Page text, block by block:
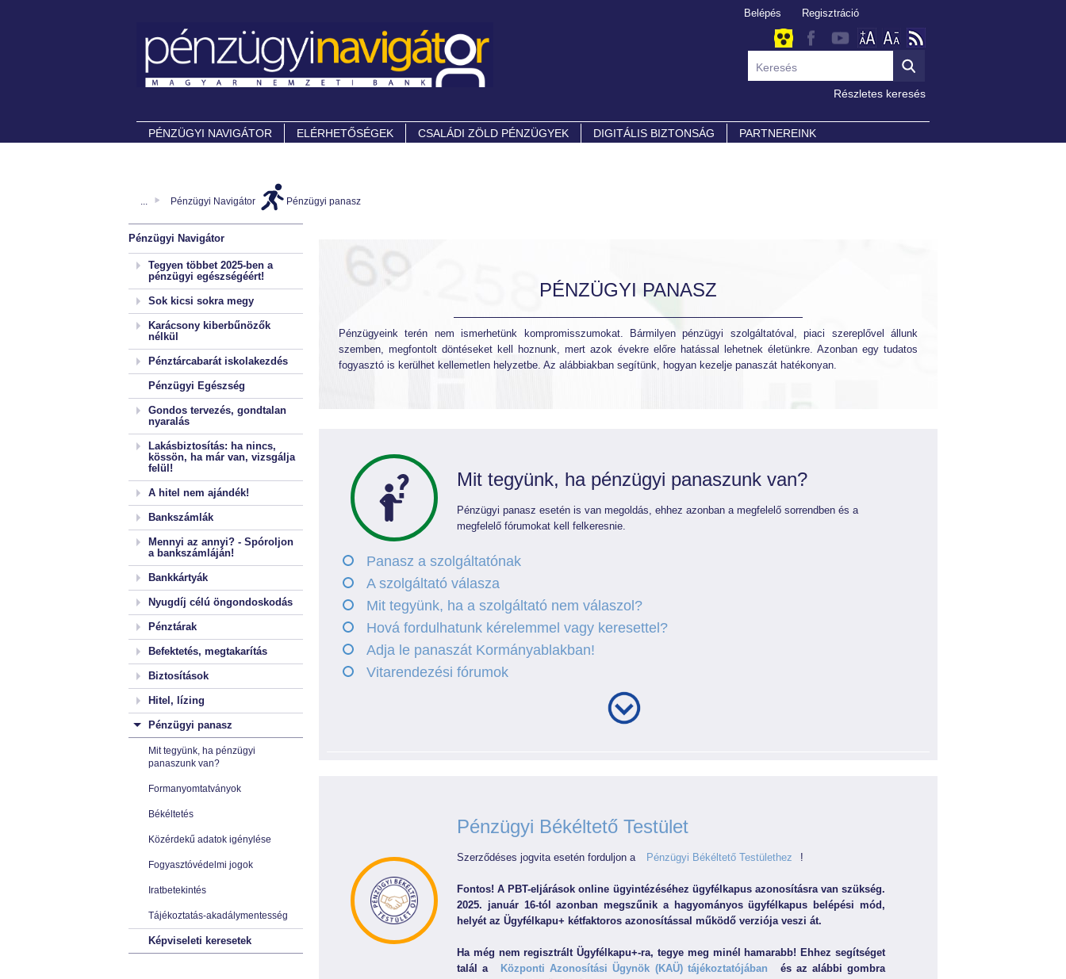
PÉNZÜGYI NAVIGÁTOR ELÉRHETŐSÉGEK CSALÁDI ZÖLD PÉNZÜGYEK DIGITÁLIS BIZTONSÁG PARTNEREINK
Részletes keresés
Belépés Regisztráció
... Pénzügyi Navigátor Pénzügyi panasz
Pénzügyi Navigátor
Tegyen többet 2025-ben a
pénzügyi egészségéért!
Sok kicsi sokra megy
Karácsony kiberbűnözők
nélkül
Pénztárcabarát iskolakezdés
Pénzügyi Egészség
Gondos tervezés, gondtalan
nyaralás
Lakásbiztosítás: ha nincs,
kössön, ha már van, vizsgálja
felül!
A hitel nem ajándék!
Bankszámlák
Mennyi az annyi? - Spóroljon
a bankszámláján!
Bankkártyák
Nyugdíj célú öngondoskodás
Pénztárak
Befektetés, megtakarítás
Biztosítások
Hitel, lízing
Pénzügyi panasz
Mit tegyünk, ha pénzügyi
panaszunk van?
Formanyomtatványok
Békéltetés
Közérdekű adatok igénylése
Fogyasztóvédelmi jogok
Iratbetekintés
Tájékoztatás-akadálymentesség
Képviseleti keresetek
PÉNZÜGYI PANASZ
Pénzügyeink terén nem ismerhetünk kompromisszumokat. Bármilyen pénzügyi szolgáltatóval, piaci szereplővel állunk
szemben, megfontolt döntéseket kell hoznunk, mert azok évekre előre hatással lehetnek életünkre. Azonban egy tudatos
fogyasztó is kerülhet kellemetlen helyzetbe. Az alábbiakban segítünk, hogyan kezelje panaszát hatékonyan.
Mit tegyünk, ha pénzügyi panaszunk van?
Pénzügyi panasz esetén is van megoldás, ehhez azonban a megfelelő sorrendben és a
megfelelő fórumokat kell felkeresnie.
Panasz a szolgáltatónak
A szolgáltató válasza
Mit tegyünk, ha a szolgáltató nem válaszol?
Hová fordulhatunk kérelemmel vagy keresettel?
Adja le panaszát Kormányablakban!
Vitarendezési fórumok
Pénzügyi Békéltető Testület
Szerződéses jogvita esetén forduljon a Pénzügyi Békéltető Testülethez !
Fontos! A PBT-eljárások online ügyintézéséhez ügyfélkapus azonosításra van szükség.
2025. január 16-tól azonban megszűnik a hagyományos ügyfélkapus belépési mód,
helyét az Ügyfélkapu+ kétfaktoros azonosítással működő verziója veszi át.
Ha még nem regisztrált Ügyfélkapu+-ra, tegye meg minél hamarabb! Ehhez segítséget
talál a
Központi Azonosítási Ügynök (KAÜ) tájékoztatójában
és az alábbi gombra